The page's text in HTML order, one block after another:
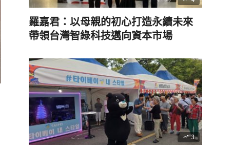
羅嘉君：以母親的初心打造永續未來
帶領台灣智綠科技邁向資本市場
3